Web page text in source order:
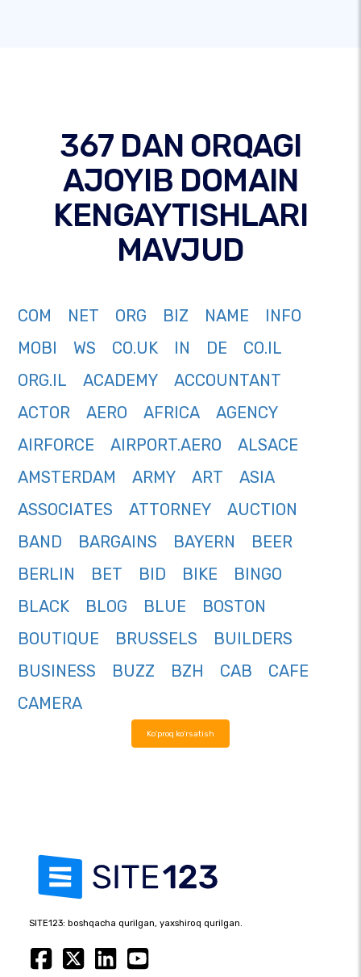
367 DAN ORQAGI
AJOYIB DOMAIN
KENGAYTISHLARI
MAVJUD
COM NET ORG BIZ NAME
INFO
MOBI
WS CO.UK IN DE
CO.IL
ORG.IL
ACADEMY
ACCOUNTANT
ACTOR
AERO AFRICA
AGENCY
AIRFORCE
AIRPORT.AERO
ALSACE
AMSTERDAM
ARMY ART
ASIA
ASSOCIATES
ATTORNEY
AUCTION
BAND
BARGAINS BAYERN
BEER
BERLIN
BET BID BIKE
BINGO
BLACK
BLOG BLUE
BOSTON
BOUTIQUE
BRUSSELS
BUILDERS
BUSINESS
BUZZ BZH CAB
CAFE
CAMERA
Ko'proq ko'rsatish
SITE123: boshqacha qurilgan, yaxshiroq qurilgan.